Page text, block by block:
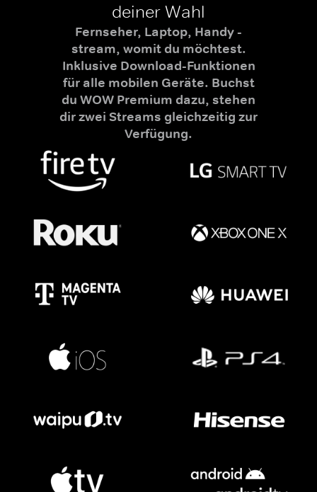
deiner Wahl
Fernseher, Laptop, Handy -
stream, womit du möchtest.
Inklusive Download-Funktionen
für alle mobilen Geräte. Buchst
du WOW Premium dazu, stehen
dir zwei Streams gleichzeitig zur
Verfügung.